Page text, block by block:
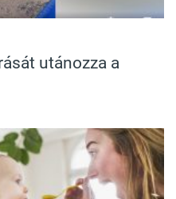
utánozza a